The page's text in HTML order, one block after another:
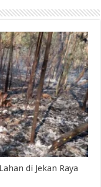
di Jekan Raya